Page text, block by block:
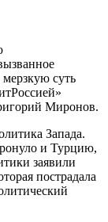
суть
Миронов.
Запада.
и Турцию,
заявили
пострадала